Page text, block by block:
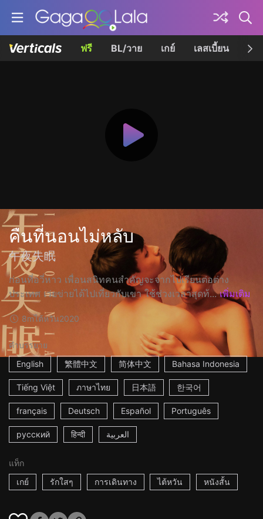
ฟรี BL/วาย เกย์ เลสเบี้ยน เค
คืนที่นอนไม่หลับ
午夜失眠
ก่อนที่อวี่หาว เพื่อนสนิทคนสำคัญจะจากไปเรียนต่อต่าง
ประเทศ เว่ยข่ายได้ไปเที่ยวกับเขา ใช้ช่วงเวลาสุดท้... เพิ่มเติม
8mไต้หวัน2020
คำบรรยาย
English
繁體中文 简体中文 Bahasa Indonesia
Tiếng Việt ภาษาไทย 日本語 한국어
français Deutsch Español Português
русский हिन्दी العربية
แท็ก
เกย์
รักใสๆ การเดินทาง ไต้หวัน หนังสั้น